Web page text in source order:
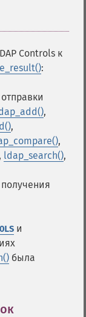
Controls к
:
,
,
,
, ldap_search(),
и
была